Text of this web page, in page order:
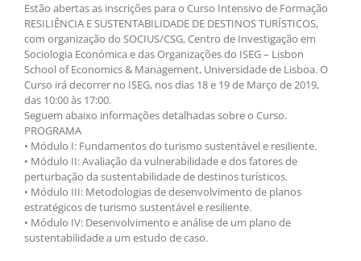
Estão abertas as inscrições para o Curso Intensivo de Formação
RESILIÊNCIA E SUSTENTABILIDADE DE DESTINOS TURÍSTICOS,
com organização do SOCIUS/CSG, Centro de Investigação em
Sociologia Económica e das Organizações do ISEG – Lisbon
School of Economics & Management, Universidade de Lisboa. O
Curso irá decorrer no ISEG, nos dias 18 e 19 de Março de 2019,
das 10:00 às 17:00.
Seguem abaixo informações detalhadas sobre o Curso.
PROGRAMA
• Módulo I: Fundamentos do turismo sustentável e resiliente.
• Módulo II: Avaliação da vulnerabilidade e dos fatores de
perturbação da sustentabilidade de destinos turísticos.
• Módulo III: Metodologias de desenvolvimento de planos
estratégicos de turismo sustentável e resiliente.
• Módulo IV: Desenvolvimento e análise de um plano de
sustentabilidade a um estudo de caso.